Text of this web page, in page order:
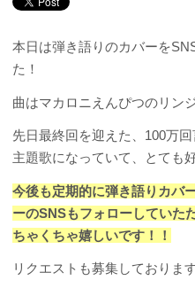
本日は弾き語りのカバーを
た！
曲はマカロニえんぴつのリン
先日最終回を迎えた、100万
主題歌になっていて、とても
今後も定期的に弾き語りカバ
ーのSNSもフォローしていた
ちゃくちゃ嬉しいです！！
リクエストも募集しておりま